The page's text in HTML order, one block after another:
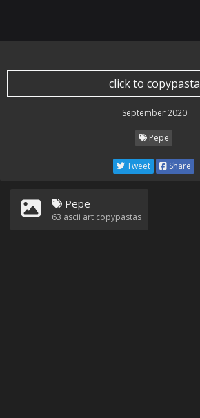
click to copypasta
September 2020
Pepe
Tweet Share
Pepe
63 ascii art copypastas